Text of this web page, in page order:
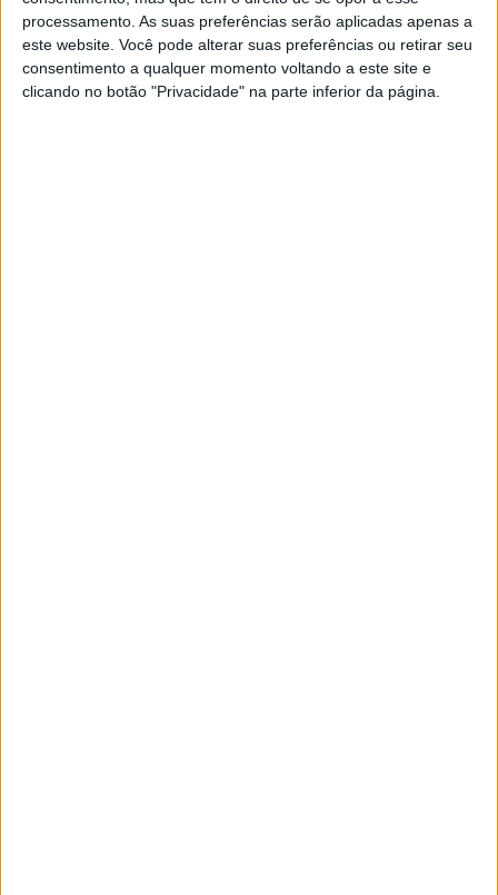
processamento. As suas preferências serão aplicadas apenas a
este website. Você pode alterar suas preferências ou retirar seu
consentimento a qualquer momento voltando a este site e
clicando no botão "Privacidade" na parte inferior da página.
10Dossier Crime: As incríveis histórias de uma
superinspetora da PJ